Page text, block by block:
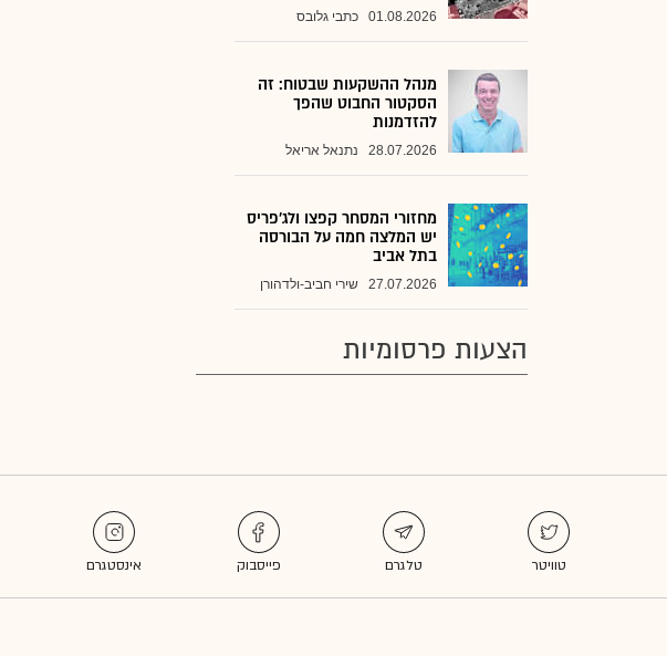
01.08.2026 כתבי גלובס
מנהל ההשקעות שבטוח: זה
הסקטור החבוט שהפך
להזדמנות
28.07.2026 נתנאל אריאל
מחזורי המסחר קפצו ולג'פריס
יש המלצה חמה על הבורסה
בתל אביב
27.07.2026 שירי חביב-ולדהורן
הצעות פרסומיות